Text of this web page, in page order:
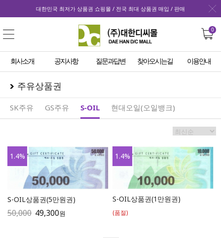
대한민국 최저가 상품권 쇼핑몰 / 전국 최대 상품권 매입 / 판매
0
회사소개 공지사항 질문과답변 찾아오시는길 이용안내
주유상품권
SK주유 GS주유 S-OIL 현대오일(오일뱅크)
1.4%
S-OIL상품권(5만원권)
50,000 49,300원
1.4%
S-OIL상품권(1만원권)
(품절)